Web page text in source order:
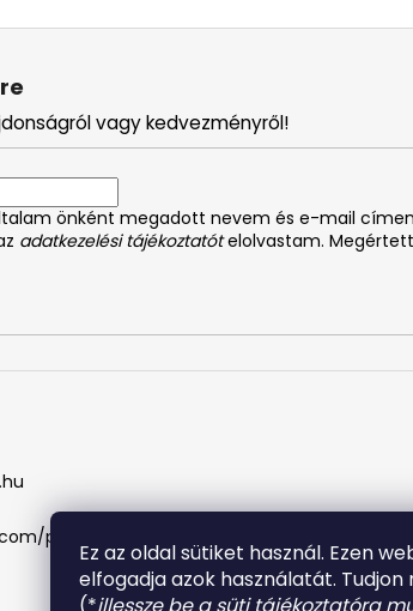
Ez az oldal sütiket használ. Ezen
elfogadja azok használatát.
vagy kedvezményről!
önként megadott nevem és e-mail
adatkezelési tájékoztatót elolvastam.
profile.php?id=61574807956737